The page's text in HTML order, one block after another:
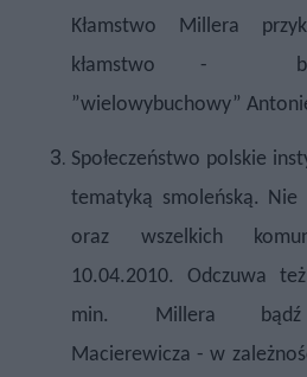
Kłamstwo Millera
kłamstwo -
”wielowybuchowy”
Społeczeństwo polskie
tematyką smoleńską.
oraz wszelkich
10.04.2010. Odczuwa
min. Millera bądź
Macierewicza - w